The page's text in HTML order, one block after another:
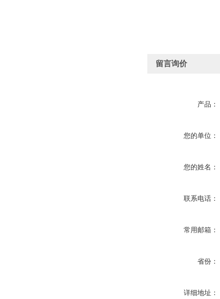
留言询价
产品：
您的单位：
您的姓名：
联系电话：
常用邮箱：
省份：
详细地址：